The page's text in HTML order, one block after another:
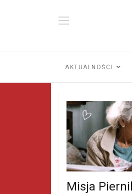
AKTUALNOŚCI
Misja